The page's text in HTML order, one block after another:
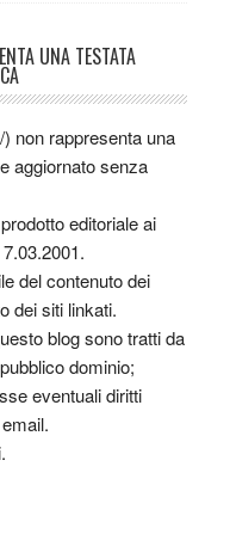
UNA TESTATA
non rappresenta una
aggiornato senza
editoriale ai
del contenuto dei
dei siti linkati.
blog sono tratti da
dominio;
eventuali diritti